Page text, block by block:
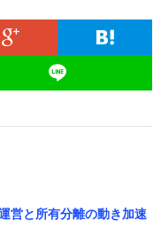
営と所有分離の動き加速